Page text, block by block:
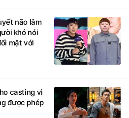
não lâm
khó nói
mặt với
casting vì
được phép